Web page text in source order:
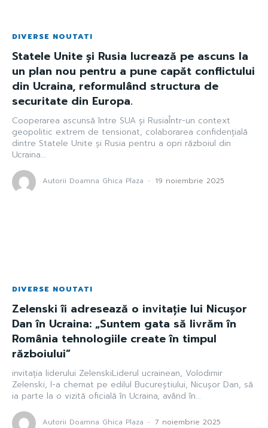
DIVERSE NOUTATI
Statele Unite și Rusia lucrează pe ascuns la
un plan nou pentru a pune capăt conflictului
din Ucraina, reformulând structura de
securitate din Europa.
Cooperarea ascunsă între SUA și RusiaÎntr-un context
geopolitic extrem de tensionat, colaborarea confidențială
dintre Statele Unite și Rusia pentru a opri războiul din
Ucraina...
Autorii Doamna Ghica Plaza - 19 noiembrie 2025
DIVERSE NOUTATI
Zelenski îi adresează o invitație lui Nicușor
Dan în Ucraina: „Suntem gata să livrăm în
România tehnologiile create în timpul
războiului”
invitația liderului ZelenskiLiderul ucrainean, Volodimir
Zelenski, l-a chemat pe edilul Bucureștiului, Nicușor Dan, să
ia parte la o vizită oficială în Ucraina, având în...
Autorii Doamna Ghica Plaza - 7 noiembrie 2025